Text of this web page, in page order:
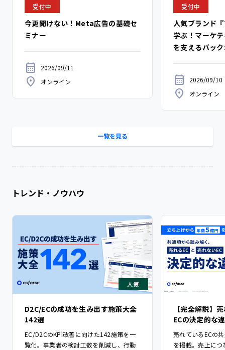
受付中
今更聞けない！Meta広告の基礎セ
ミナー
2026/09/11
オンライン
受付中
人気ブランド
学ぶ！マーケ
を支えるバッ
2026/09/10
オンライン
一覧を見る
トレンド・ノウハウ
人気
D2C/ECの成功を生み出す施策大全
142選
EC/D2CのKPI改善に向けた142施策を一
覧化。事業者の検討工数を削減し、行動
【完全解説】
ECの決定的な
売れているECの
を掲載。売上に